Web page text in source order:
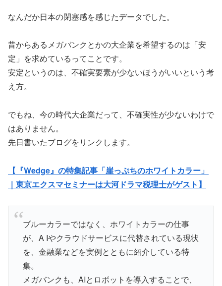
なんだか日本の閉塞感を感じたデータでした。
昔からあるメガバンクとかの大企業を希望するのは「安
定」を求めているってことです。
安定というのは、不確実要素が少ないほうがいいという考
え方。
でもね、今の時代大企業だって、不確実性が少ないわけで
はありません。
先日書いたブログをリンクします。
【『Wedge』の特集記事「崖っぷちのホワイトカラー」
｜東京エクスマセミナーは大河ドラマ税理士がゲスト】
ブルーカラーではなく、ホワイトカラーの仕事
が、A Iやクラウドサービスに代替されている現状
を、金融業などを実例とともに紹介している特
集。
メガバンクも、AIとロボットを導入することで、